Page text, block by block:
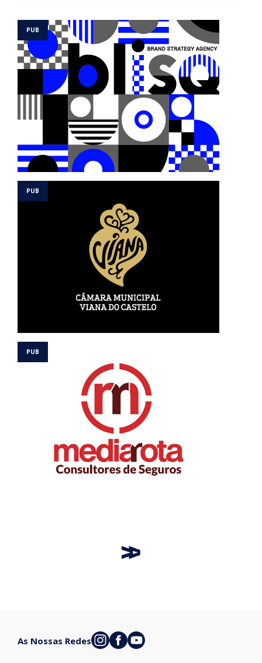
As Nossas Redes